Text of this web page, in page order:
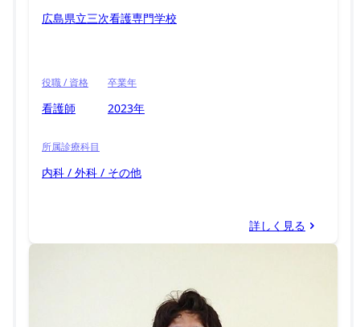
広島県立三次看護専門学校
役職 / 資格
看護師
卒業年
2023年
所属診療科目
内科 / 外科 / その他
詳しく見る